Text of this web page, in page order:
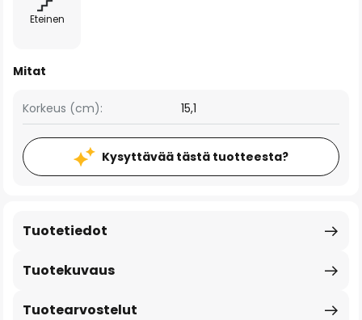
Eteinen
Mitat
Korkeus (cm): 15,1
Kysyttävää tästä tuotteesta?
Tuotekuvaus
Tuotetiedot
Tuotearvostelut